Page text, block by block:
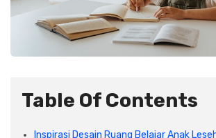
Sanitari & Aksesorisnya
Aksesoris Dapur
Peralatan & Perkakas
Aksesoris Perabot
Besi Profil & Plat
Produk Pracetak
Besi Profil & Baja
Semen & Sejenisnya
Pompa dan Pipa
Lampu & Listrik
Table Of Contents
Inspirasi Desain Ruang Belajar Anak